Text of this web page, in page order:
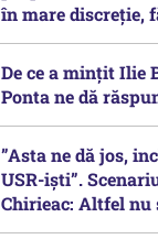
în mare discreție,
De ce a mințit Ilie
Ponta ne dă
”Asta ne dă jos,
USR-iști”.
Chirieac: Altfel nu